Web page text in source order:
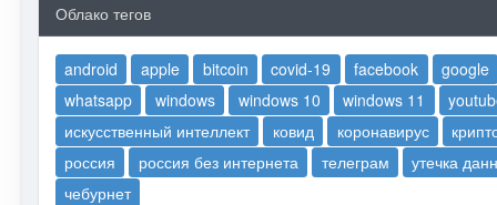
Облако тегов
android apple bitcoin covid-19 facebook
google
whatsapp
windows windows 10 windows 11
искусственный интеллект
ковид коронавирус
россия
россия без интернета телеграм
утечка
чебурнет